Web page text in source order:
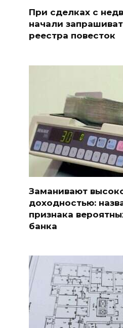
При сделках с
начали
реестра повесток
Заманивают
доходностью:
признака
банка